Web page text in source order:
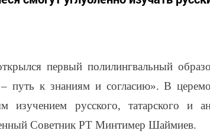
первый полилингвальный
путь к знаниям и согласию». В
изучением русского, татарского и
Советник РТ Минтимер Шаймиев.